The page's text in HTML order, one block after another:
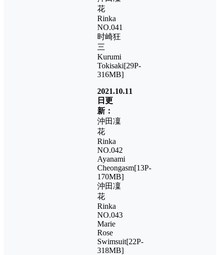
花
Rinka
NO.041
时崎狂
三
Kurumi
Tokisaki[29P-
316MB]
2021.10.11
日更
新：
沖田凜
花
Rinka
NO.042
Ayanami
Cheongasm[13P-
170MB]
沖田凜
花
Rinka
NO.043
Marie
Rose
Swimsuit[22P-
318MB]